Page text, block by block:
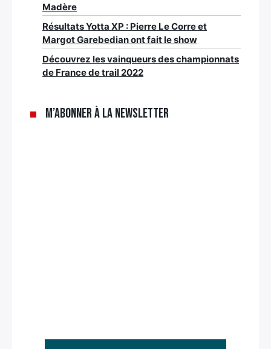
Madère
Résultats Yotta XP : Pierre Le Corre et
Margot Garebedian ont fait le show
Découvrez les vainqueurs des championnats
de France de trail 2022
M’abonner à la newsletter